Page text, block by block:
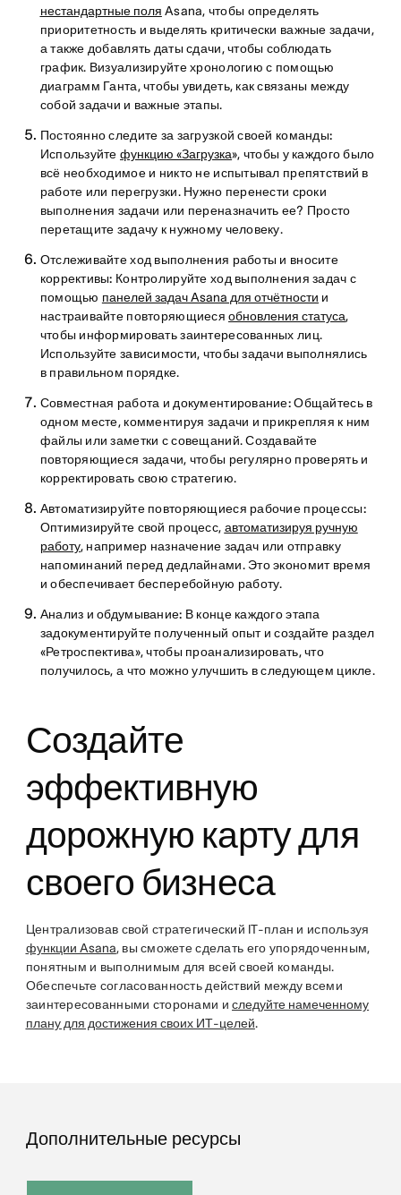
нестандартные поля Asana, чтобы определять
приоритетность и выделять критически важные задачи,
а также добавлять даты сдачи, чтобы соблюдать
график. Визуализируйте хронологию с помощью
диаграмм Ганта, чтобы увидеть, как связаны между
собой задачи и важные этапы.
Постоянно следите за загрузкой своей команды:
Используйтефункцию «Загрузка», чтобы у каждого было
всё необходимое и никто не испытывал препятствий в
работе или перегрузки. Нужно перенести сроки
выполнения задачи или переназначить ее? Просто
перетащите задачу к нужному человеку.
Отслеживайте ход выполнения работы и вносите
коррективы: Контролируйте ход выполнения задач с
помощью панелей задач Asana для отчётности и
настраивайте повторяющиесяобновления статуса,
чтобы информировать заинтересованных лиц.
Используйте зависимости, чтобы задачи выполнялись
в правильном порядке.
Совместная работа и документирование:Общайтесь в
одном месте, комментируя задачи и прикрепляя к ним
файлы или заметки с совещаний. Создавайте
повторяющиеся задачи, чтобы регулярно проверять и
корректировать свою стратегию.
Автоматизируйте повторяющиеся рабочие процессы:
Оптимизируйте свой процесс, автоматизируя ручную
работу, например назначение задач или отправку
напоминаний перед дедлайнами. Это экономит время
и обеспечивает бесперебойную работу.
Анализ и обдумывание: В конце каждого этапа
задокументируйте полученный опыт и создайте раздел
«Ретроспектива», чтобы проанализировать, что
получилось, а что можно улучшить в следующем цикле.
Создайте
эффективную
дорожную карту для
своего бизнеса
Централизовав свой стратегический IT-план и используя
функции Asana, вы сможете сделать его упорядоченным,
понятным и выполнимым для всей своей команды.
Обеспечьте согласованность действий между всеми
заинтересованными сторонами иследуйте намеченному
плану для достижения своих ИТ-целей.
Дополнительные ресурсы